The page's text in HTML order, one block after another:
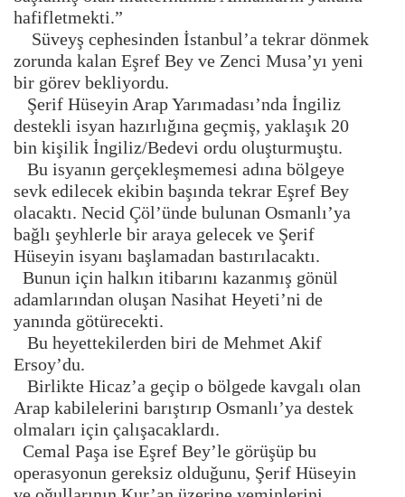
hafifletmekti.”
Süveyş cephesinden İstanbul’a tekrar dönmek
zorunda kalan Eşref Bey ve Zenci Musa’yı yeni
bir görev bekliyordu.
Şerif Hüseyin Arap Yarımadası’nda İngiliz
destekli isyan hazırlığına geçmiş, yaklaşık 20
bin kişilik İngiliz/Bedevi ordu oluşturmuştu.
Bu isyanın gerçekleşmemesi adına bölgeye
sevk edilecek ekibin başında tekrar Eşref Bey
olacaktı. Necid Çöl’ünde bulunan Osmanlı’ya
bağlı şeyhlerle bir araya gelecek ve Şerif
Hüseyin isyanı başlamadan bastırılacaktı.
Bunun için halkın itibarını kazanmış gönül
adamlarından oluşan Nasihat Heyeti’ni de
yanında götürecekti.
Bu heyettekilerden biri de Mehmet Akif
Ersoy’du.
Birlikte Hicaz’a geçip o bölgede kavgalı olan
Arap kabilelerini barıştırıp Osmanlı’ya destek
olmaları için çalışacaklardı.
Cemal Paşa ise Eşref Bey’le görüşüp bu
operasyonun gereksiz olduğunu, Şerif Hüseyin